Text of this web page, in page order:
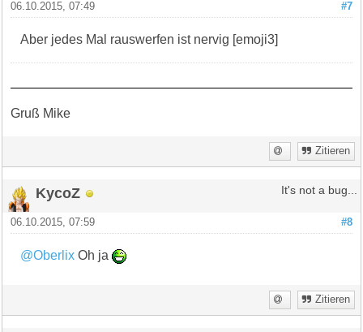
#7
06.10.2015, 07:49
Aber jedes Mal rauswerfen ist nervig [emoji3]
Gruß Mike
Zitieren
KycoZ It's not a bug...
#8
06.10.2015, 07:59
@Oberlix Oh ja
Zitieren